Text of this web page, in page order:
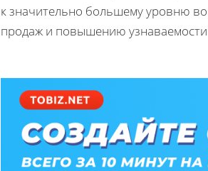
к значительно большему уровню
продаж и повышению